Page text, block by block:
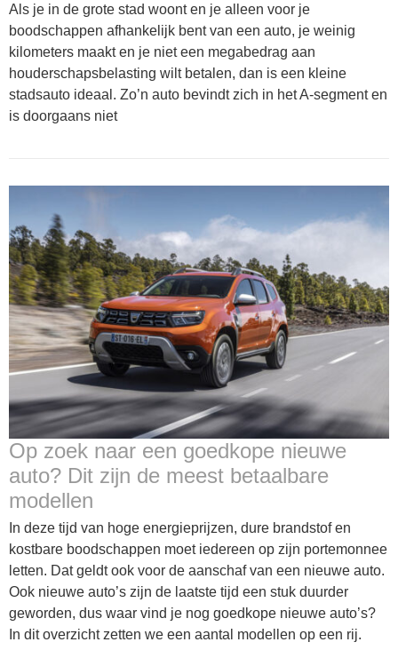
Als je in de grote stad woont en je alleen voor je
boodschappen afhankelijk bent van een auto, je weinig
kilometers maakt en je niet een megabedrag aan
houderschapsbelasting wilt betalen, dan is een kleine
stadsauto ideaal. Zo’n auto bevindt zich in het A-segment en
is doorgaans niet
Op zoek naar een goedkope nieuwe
auto? Dit zijn de meest betaalbare
modellen
In deze tijd van hoge energieprijzen, dure brandstof en
kostbare boodschappen moet iedereen op zijn portemonnee
letten. Dat geldt ook voor de aanschaf van een nieuwe auto.
Ook nieuwe auto’s zijn de laatste tijd een stuk duurder
geworden, dus waar vind je nog goedkope nieuwe auto’s?
In dit overzicht zetten we een aantal modellen op een rij.